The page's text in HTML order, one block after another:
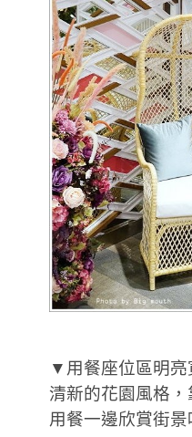
▼用餐座位區明亮
清新的花園風格
用餐一邊欣賞街景